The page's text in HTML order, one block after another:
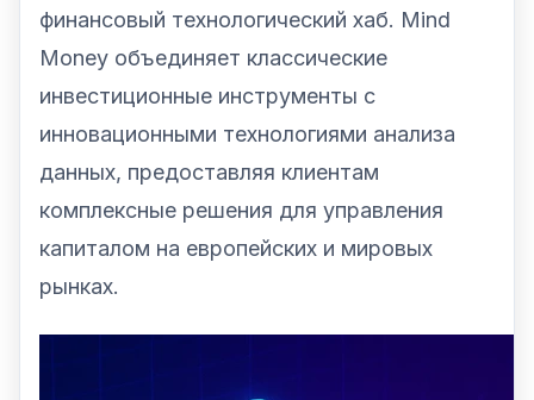
финансовый технологический хаб. Mind
Money объединяет классические
инвестиционные инструменты с
инновационными технологиями анализа
данных, предоставляя клиентам
комплексные решения для управления
капиталом на европейских и мировых
рынках.